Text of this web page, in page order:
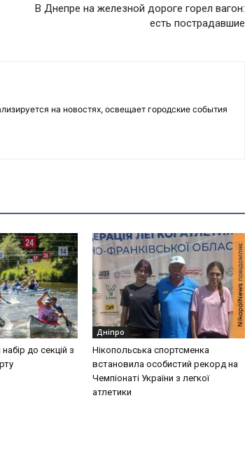
В Днепре на железной дороге горел вагон:
есть пострадавшие
на новостях, освещает городские события
до секцій з
Дніпро
Нікопольська спортсменка
встановила особистий рекорд на
Чемпіонаті України з легкої
атлетики